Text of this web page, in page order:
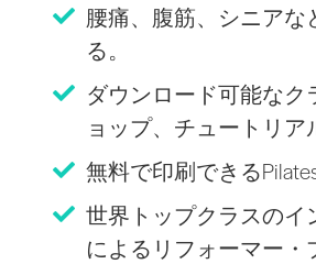
腰痛、腹筋、シニアな
る。
ダウンロード可能なク
ョップ、チュートリア
無料で印刷できる
世界トップクラスのイ
によるリフォーマー・